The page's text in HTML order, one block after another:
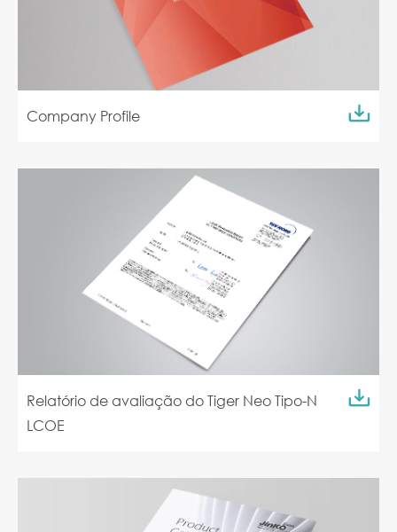
Company Profile
Relatório de avaliação do Tiger Neo Tipo-N
LCOE